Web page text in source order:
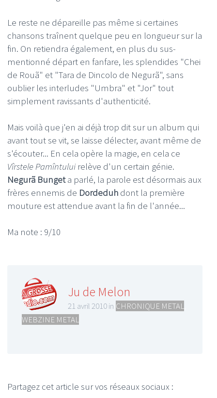
Le reste ne dépareille pas même si certaines
chansons traînent quelque peu en longueur sur la
fin. On retiendra également, en plus du sus-
mentionné départ en fanfare, les splendides "Chei
de Rouã" et "Tara de Dincolo de Negurã", sans
oublier les interludes "Umbra" et "Jor" tout
simplement ravissants d'authenticité.
Mais voilà que j'en ai déjà trop dit sur un album qui
avant tout se vit, se laisse délecter, avant même de
s'écouter... En cela opère la magie, en cela ce
Vîrstele Pamîntuluirelève d'un certain génie.
Negurã Bungeta parlé, la parole est désormais aux
frères ennemis de Dordeduh dont la première
mouture est attendue avant la fin de l'année...
Ma note : 9/10
Ju de Melon
21 avril 2010 in CHRONIQUE METAL
WEBZINE METAL
Partagez cet article sur vos réseaux sociaux :